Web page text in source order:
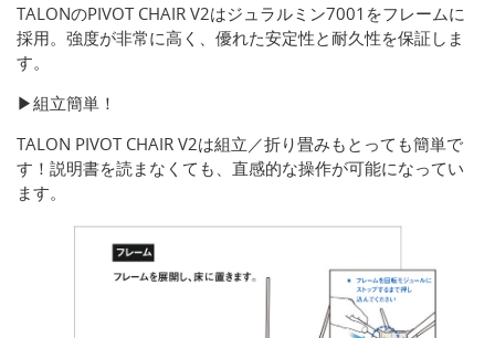
TALONのPIVOT CHAIR V2はジュラルミン7001をフレームに
採用。強度が非常に高く、優れた安定性と耐久性を保証しま
す。
▶組立簡単！
TALON PIVOT CHAIR V2は組立／折り畳みもとっても簡単で
す！説明書を読まなくても、直感的な操作が可能になってい
ます。